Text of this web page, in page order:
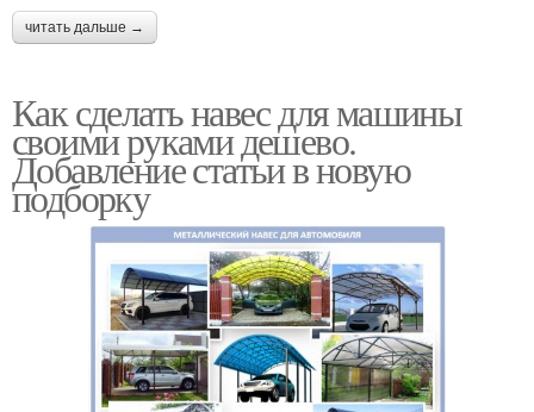
читать дальше →
Как сделать навес для машины
своими руками дешево.
Добавление статьи в новую
подборку